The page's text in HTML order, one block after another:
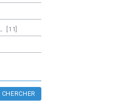
[11]
CHERCHER